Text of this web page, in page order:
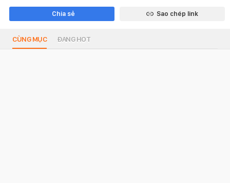
Chia sẻ Sao chép link
CÙNG MỤC ĐANG HOT